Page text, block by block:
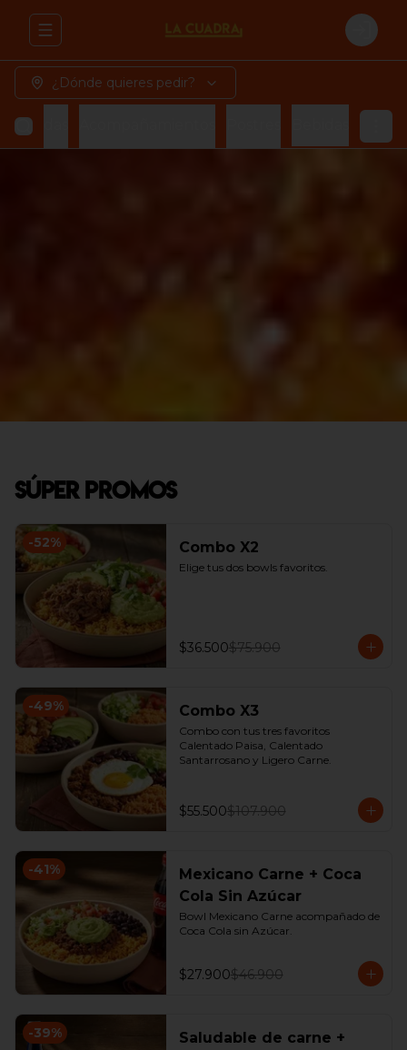
Abrir menu de navegación Login
¿Dónde quieres pedir?
Súper Promos
-52% Combo X2
Elige tus dos bowls favoritos.
$36.500$75.900
-49% Combo X3
Combo con tus tres favoritos
Calentado Paisa, Calentado
Santarrosano y Ligero Carne.
$55.500$107.900
-41%
Mexicano Carne + Coca
Cola Sin Azúcar
Bowl Mexicano Carne acompañado de
Coca Cola sin Azúcar.
$27.900$46.900
-39%
Saludable de carne +